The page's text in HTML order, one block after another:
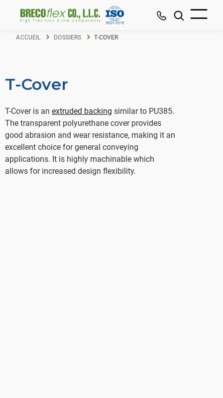
ACCUEIL DOSSIERS T-COVER
T-Cover
T-Cover is an extruded backing similar to PU385.
The transparent polyurethane cover provides
good abrasion and wear resistance, making it an
excellent choice for general conveying
applications. It is highly machinable which
allows for increased design flexibility.